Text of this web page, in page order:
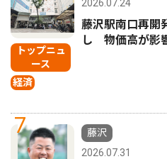
トップニュ
ース
経済
2026.07.24
藤沢駅南口再
し 物価高が影
7
藤沢
2026.07.31